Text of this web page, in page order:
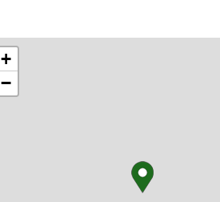
+
−